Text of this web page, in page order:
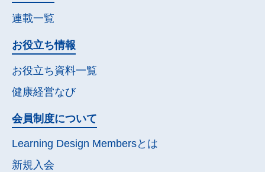
連載一覧
お役立ち情報
お役立ち資料一覧
健康経営なび
会員制度について
Learning Design Membersとは
新規入会